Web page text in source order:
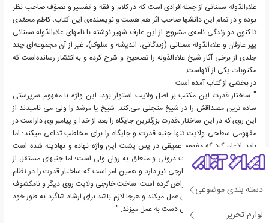
دسته بندی موضوعی
لوازم تحریر
علاء‌الدّوله سمنانی از جمله‌افرادی است که در کلام و فقه و تفسیر و تصوّف صاحب نظر
بوده و در تمام این دانشها صاحب اثر هم هست و نویسنده‌ی این کتاب، کاظم محمّدی
تا کنون دو زندگی نامه‌ی مشروح از این عارف شهیر نوشته با نامهای علاء‌الدّوله سمنانی
پیر عارفان و علاء‌الدّوله سمنانی (زندگانی، اندیشه و سلوک)، غیر از آن مجموعه‌ای چند
جلدی از برخی آثار شیخ علاءالدّوله را تصحیح و شرح کرده و به‌انتشار رسانده‌است که
مکتوبات یکی از آنهاست.
در بخشی از کتاب آمده است:
" ساختار قدرت این مکتب بر اصل ولایت استوار بود، این واژه با مفهوم سرپرستی
ساده ترین مصداقش را در شیخ متجلی می.کند. شیخ یا مرشد را ولی می نامیدند از
این روی که در این ساختار ،قدرت بزرگترین جایگاه را بعد از خدا و پیامبر وی داراست در
مفهومی سطحی ولایت تنها جنبه قدرت و جایگاه را برای مخاطب تداعی میکند؛ اما
باید اذعان کرد که مفهوم عمیقی در پس پشت این واژه نهاده و نهادینه شده است
ولایت با آن که یک قابلیت درونی و متعلق به روان ولی است؛ اما جنبهای مستقل از
وی و ساحتی بیرونی و خارجی نیز دارد و همین امر است که ساختار قدرت را در نظام
صوفیه غیر قابل نقد و اعتراض کرده است. ساخت خارجی ولایت روی دیگر و نامکشوف
ولی است که مستقل از وی عمل میکند و هرجا لازم باشد برای ارشاد شاگرد به طور خود
مختار و بی نیاز از اراده ولی دست به عمل میزند. "